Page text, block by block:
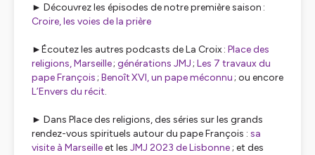
► Découvrez les épisodes de notre première saison :
Croire, les voies de la prière
►Écoutez les autres podcasts deLa Croix: Place des
religions, Marseille; générations JMJ; Les 7 travaux du
pape François; Benoît XVI, un pape méconnu; ou encore
L’Envers du récit.
► Dans Place des religions, des séries sur les grands
rendez-vous spirituels autour du pape François : sa
visite à Marseilleet les JMJ 2023 de Lisbonne; et des